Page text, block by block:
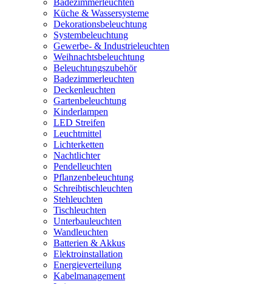
Badezimmerleuchten
Küche & Wassersysteme
Dekorationsbeleuchtung
Systembeleuchtung
Gewerbe- & Industrieleuchten
Weihnachtsbeleuchtung
Beleuchtungszubehör
Badezimmerleuchten
Deckenleuchten
Gartenbeleuchtung
Kinderlampen
LED Streifen
Leuchtmittel
Lichterketten
Nachtlichter
Pendelleuchten
Pflanzenbeleuchtung
Schreibtischleuchten
Stehleuchten
Tischleuchten
Unterbauleuchten
Wandleuchten
Batterien & Akkus
Elektroinstallation
Energieverteilung
Kabelmanagement